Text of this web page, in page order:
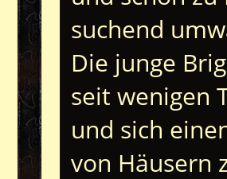
suchend
Die junge
seit wenigen
und sich
von Häusern